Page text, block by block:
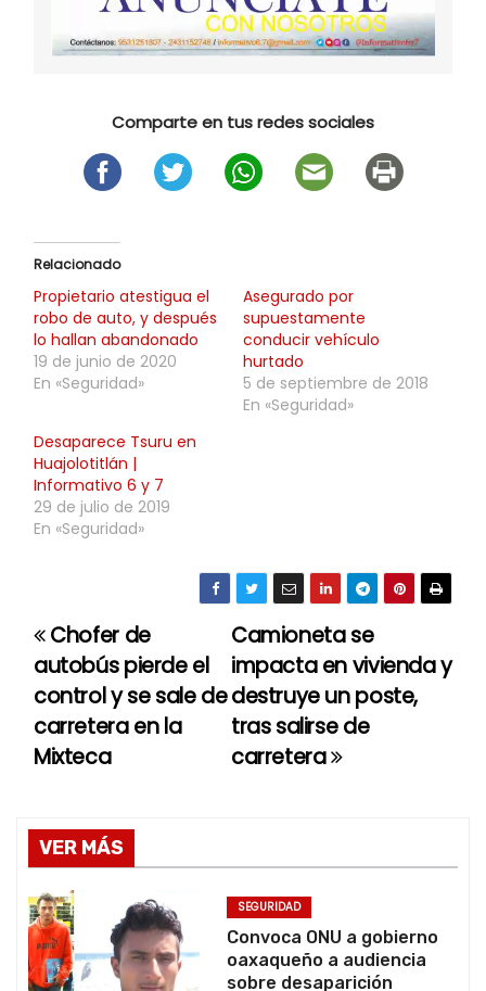
Comparte en tus redes sociales
Relacionado
Propietario atestigua el
robo de auto, y después
lo hallan abandonado
19 de junio de 2020
En «Seguridad»
Asegurado por
supuestamente
conducir vehículo
hurtado
5 de septiembre de 2018
En «Seguridad»
Desaparece Tsuru en
Huajolotitlán |
Informativo 6 y 7
29 de julio de 2019
En «Seguridad»
N
a
v
g
a
c
i
Camioneta se
impacta en vivienda y
destruye un poste,
tras salirse de
carretera
Chofer de
autobús pierde el
control y se sale de
carretera en la
Mixteca
VER MÁS
SEGURIDAD
Convoca ONU a gobierno
oaxaqueño a audiencia
sobre desaparición